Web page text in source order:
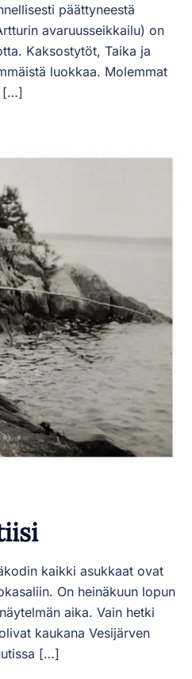
päättyneestä
avaruusseikkailu) on
Kaksostytöt, Taika ja
luokkaa. Molemmat
[…]
kaikki asukkaat ovat
On heinäkuun lopun
aika. Vain hetki
kaukana Vesijärven
[…]